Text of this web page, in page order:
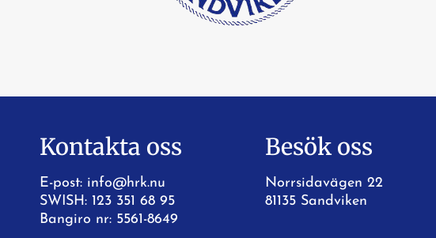
Kontakta oss
E-post: info@hrk.nu
SWISH: 123 351 68 95
Bangiro nr: 5561-8649
Besök oss
Norrsidavägen 22
81135 Sandviken